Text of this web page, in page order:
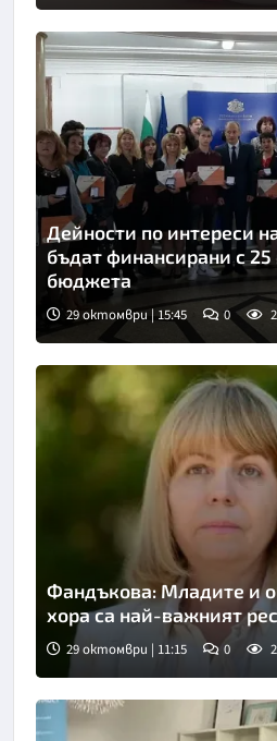
Дейности по интереси
бъдат финансирани с 25
бюджета
29 октомври | 15:45 0
Фандъкова: Младите и
хора са най-важният
29 октомври | 11:15 0